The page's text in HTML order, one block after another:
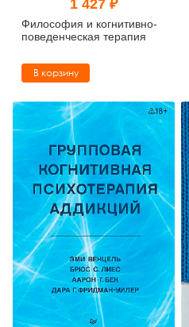
1 427 ₽
Философия и когнитивно-
поведенческая терапия
В корзину